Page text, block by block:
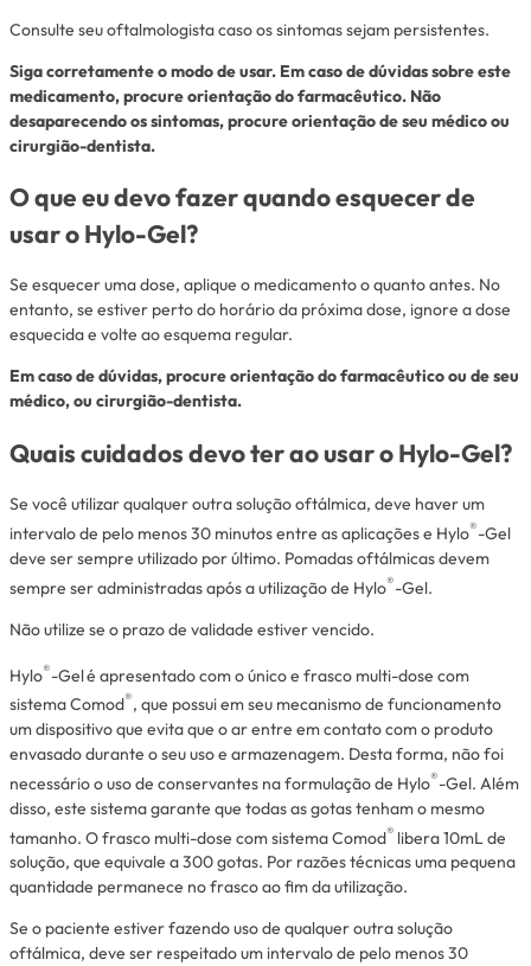
Consulte seu oftalmologista caso os sintomas sejam persistentes.
Siga corretamente o modo de usar. Em caso de dúvidas sobre este
medicamento, procure orientação do farmacêutico. Não
desaparecendo os sintomas, procure orientação de seu médico ou
cirurgião-dentista.
O que eu devo fazer quando esquecer de
usar o Hylo-Gel?
Se esquecer uma dose, aplique o medicamento o quanto antes. No
entanto, se estiver perto do horário da próxima dose, ignore a dose
esquecida e volte ao esquema regular.
Em caso de dúvidas, procure orientação do farmacêutico ou de seu
médico, ou cirurgião-dentista.
Quais cuidados devo ter ao usar o Hylo-Gel?
Se você utilizar qualquer outra solução oftálmica, deve haver um
intervalo de pelo menos 30 minutos entre as aplicações e Hylo®-Gel
deve ser sempre utilizado por último. Pomadas oftálmicas devem
sempre ser administradas após a utilização de Hylo®-Gel.
Não utilize se o prazo de validade estiver vencido.
Hylo®-Gelé apresentado com o único e frasco multi-dose com
sistema Comod®, que possui em seu mecanismo de funcionamento
um dispositivo que evita que o ar entre em contato com o produto
envasado durante o seu uso e armazenagem. Desta forma, não foi
necessário o uso de conservantes na formulação de Hylo®-Gel. Além
disso, este sistema garante que todas as gotas tenham o mesmo
tamanho. O frasco multi-dose com sistema Comod® libera 10mL de
solução, que equivale a 300 gotas. Por razões técnicas uma pequena
quantidade permanece no frasco ao fim da utilização.
Se o paciente estiver fazendo uso de qualquer outra solução
oftálmica, deve ser respeitado um intervalo de pelo menos 30